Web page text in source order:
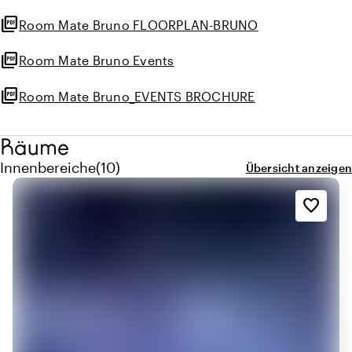
picture_as_pdfRoom Mate Bruno FLOORPLAN-BRUNO
picture_as_pdfRoom Mate Bruno Events
picture_as_pdfRoom Mate Bruno_EVENTS BROCHURE
Räume
Innenbereiche
Menge innenbereiche: 10
(10) Übersicht anzeigen
favorite_border